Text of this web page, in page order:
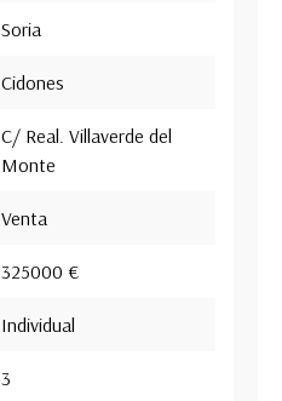
Soria
Cidones
C/ Real. Villaverde del
Monte
Venta
325000 €
Individual
3